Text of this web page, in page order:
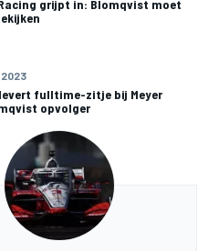
grijpt in: Blomqvist moet
2023
fulltime-zitje bij Meyer
opvolger